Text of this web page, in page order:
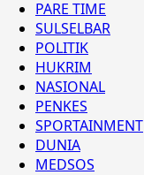
MenuPARE TIME
SULSELBAR
POLITIK
HUKRIM
NASIONAL
PENKES
SPORTAINMENT
DUNIA
MEDSOS